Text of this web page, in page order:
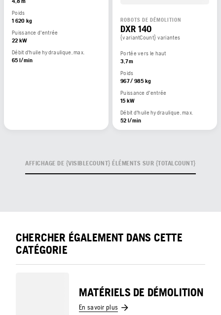
Poids
1 620 kg
Puissance d'entrée
22 kW
Débit d'huile hydraulique, max.
65 l/min
ROBOTS DE DÉMOLITION
DXR 140
{variantCount} variantes
Portée vers le haut
3,7 m
Poids
967 / 985 kg
Puissance d'entrée
15 kW
Débit d'huile hydraulique, max.
52 l/min
AFFICHAGE DE {VISIBLECOUNT} ÉLÉMENTS SUR {TOTALCOUNT}
CHERCHER ÉGALEMENT DANS CETTE
CATÉGORIE
MATÉRIELS DE DÉMOLITION
En savoir plus